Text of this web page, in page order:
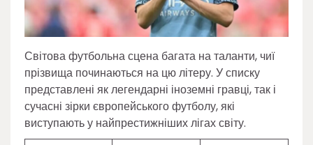
Світова футбольна сцена багата на таланти, чиї
прізвища починаються на цю літеру. У списку
представлені як легендарні іноземні гравці, так і
сучасні зірки європейського футболу, які
виступають у найпрестижніших лігах світу.